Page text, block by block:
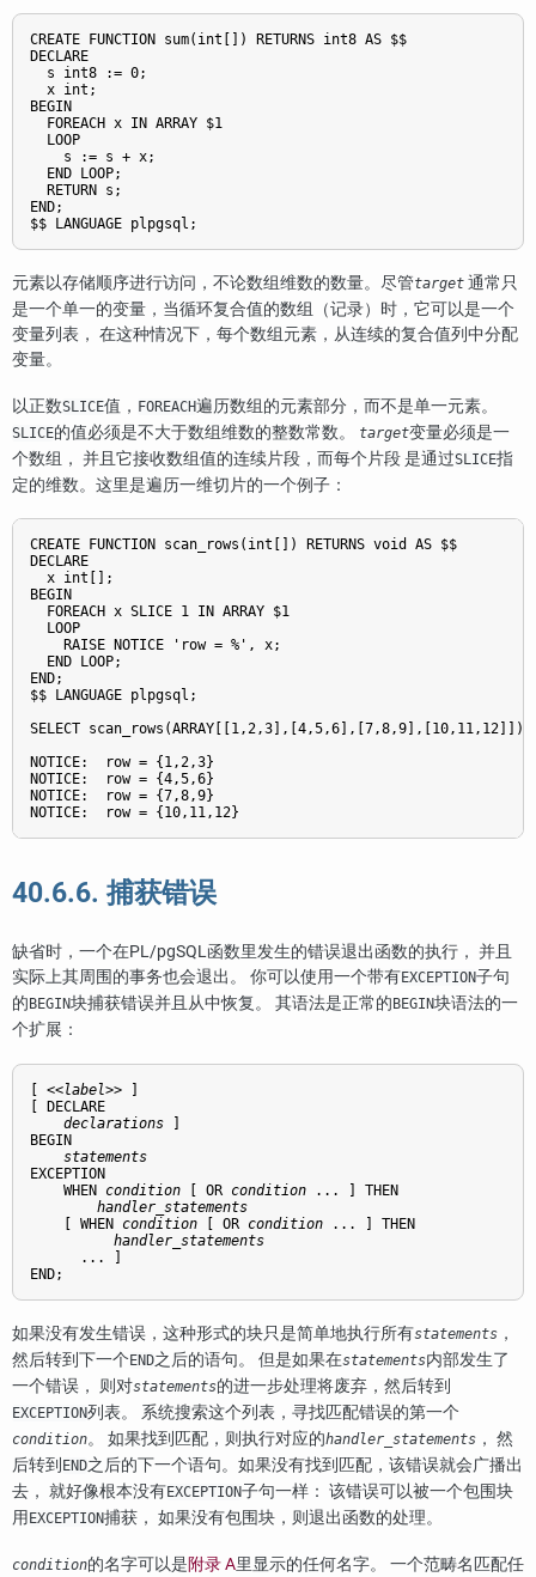
CREATE FUNCTION sum(int[]) RETURNS int8 AS $$
DECLARE
  s int8 := 0;
  x int;
BEGIN
  FOREACH x IN ARRAY $1
  LOOP
    s := s + x;
  END LOOP;
  RETURN s;
END;
$$ LANGUAGE plpgsql;
元素以存储顺序进行访问，不论数组维数的数量。尽管target 通常只
是一个单一的变量，当循环复合值的数组（记录）时，它可以是一个
变量列表， 在这种情况下，每个数组元素，从连续的复合值列中分配
变量。
以正数SLICE值， FOREACH遍历数组的元素部分，而不是单一元素。
SLICE的值必须是不大于数组维数的整数常数。 target变量必须是一
个数组， 并且它接收数组值的连续片段，而每个片段 是通过SLICE指
定的维数。这里是遍历一维切片的一个例子：
CREATE FUNCTION scan_rows(int[]) RETURNS void AS $$
DECLARE
  x int[];
BEGIN
  FOREACH x SLICE 1 IN ARRAY $1
  LOOP
    RAISE NOTICE 'row = %', x;
  END LOOP;
END;
$$ LANGUAGE plpgsql;
SELECT scan_rows(ARRAY[[1,2,3],[4,5,6],[7,8,9],[10,11,12]]);
NOTICE:  row = {1,2,3}
NOTICE:  row = {4,5,6}
NOTICE:  row = {7,8,9}
NOTICE:  row = {10,11,12}
40.6.6. 捕获错误
缺省时，一个在PL/pgSQL函数里发生的错误退出函数的执行， 并且
实际上其周围的事务也会退出。 你可以使用一个带有EXCEPTION子句
的 BEGIN块捕获错误并且从中恢复。 其语法是正常的 BEGIN块语法的一
个扩展：
[ <<label>>
]
[ DECLARE
declarations
]
BEGIN
statements
EXCEPTION
    WHEN
condition [ OR condition ...
] THEN
handler_statements
    [
WHEN condition [ OR condition ...
] THEN
handler_statements
      ...
]
END;
如果没有发生错误，这种形式的块只是简单地执行所有statements ，
然后转到下一个END之后的语句。 但是如果在statements内部发生了
一个错误， 则对statements的进一步处理将废弃，然后转到
EXCEPTION列表。 系统搜索这个列表，寻找匹配错误的第一个
condition。 如果找到匹配，则执行对应的handler_statements ， 然
后转到 END之后的下一个语句。如果没有找到匹配，该错误就会广播出
去， 就好像根本没有EXCEPTION子句一样： 该错误可以被一个包围块
用 EXCEPTION捕获， 如果没有包围块，则退出函数的处理。
condition的名字可以是附录 A里显示的任何名字。 一个范畴名匹配任